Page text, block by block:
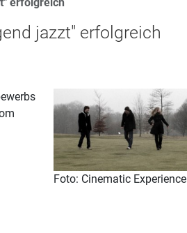
jazzt" erfolgreich
Foto: Cinematic Experience